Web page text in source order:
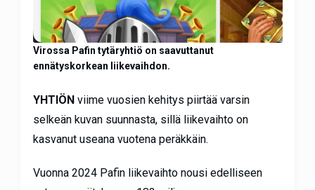
Virossa Pafin tytäryhtiö on saavuttanut
ennätyskorkean liikevaihdon.
YHTIÖNviime vuosien kehitys piirtää varsin
selkeän kuvan suunnasta, sillä liikevaihto on
kasvanut useana vuotena peräkkäin.
Vuonna 2024 Pafin liikevaihto nousi edelliseen